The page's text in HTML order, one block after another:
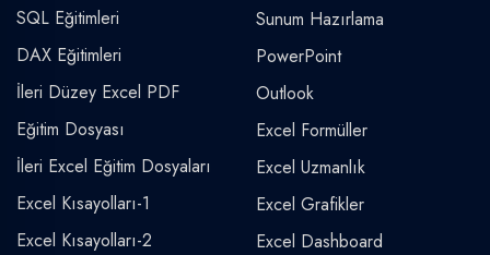
SQL Eğitimleri
DAX Eğitimleri
İleri Düzey Excel PDF
Eğitim Dosyası
İleri Excel Eğitim Dosyaları
Excel Kısayolları-1
Excel Kısayolları-2
Sunum Hazırlama
PowerPoint
Outlook
Excel Formüller
Excel Uzmanlık
Excel Grafikler
Excel Dashboard